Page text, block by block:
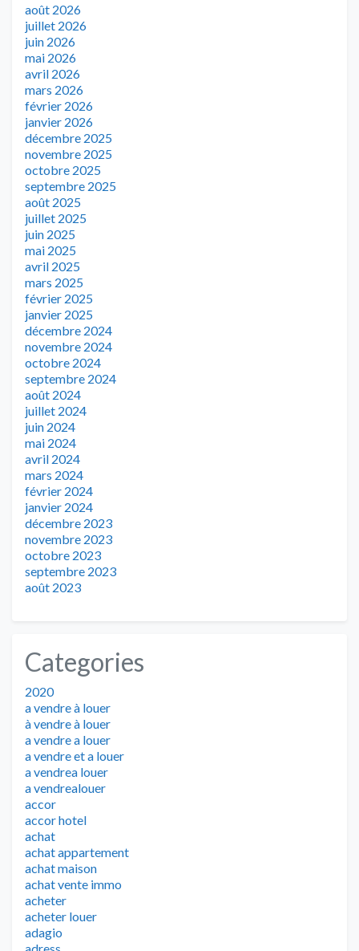
août 2026
juillet 2026
juin 2026
mai 2026
avril 2026
mars 2026
février 2026
janvier 2026
décembre 2025
novembre 2025
octobre 2025
septembre 2025
août 2025
juillet 2025
juin 2025
mai 2025
avril 2025
mars 2025
février 2025
janvier 2025
décembre 2024
novembre 2024
octobre 2024
septembre 2024
août 2024
juillet 2024
juin 2024
mai 2024
avril 2024
mars 2024
février 2024
janvier 2024
décembre 2023
novembre 2023
octobre 2023
septembre 2023
août 2023
Categories
2020
a vendre à louer
à vendre à louer
a vendre a louer
a vendre et a louer
a vendrea louer
a vendrealouer
accor
accor hotel
achat
achat appartement
achat maison
achat vente immo
acheter
acheter louer
adagio